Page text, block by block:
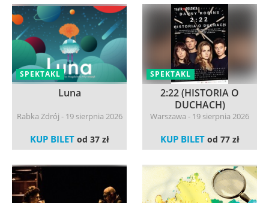
SPEKTAKL
Luna
Rabka Zdrój - 19 sierpnia 2026
KUP BILET od 37 zł
SPEKTAKL
2:22 (HISTORIA O
DUCHACH)
Warszawa - 19 sierpnia 2026
KUP BILET od 77 zł